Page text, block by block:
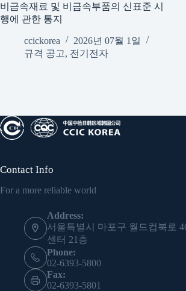
비금속재료 및 비금속부품의 신표준 시
행에 관한 통지
ccickorea
2026년 07월 1일
규격 공고, 전기전자
Contact Info
For a more reliable world
Address:
서울특별시 마포구 월드컵북로
센터 21층
Phone:
02-6393-5800
Fax:
02-6393-5801